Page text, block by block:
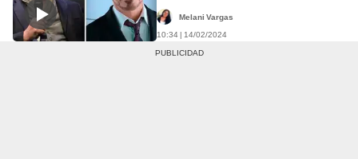
Melani Vargas
10:34 | 14/02/2024